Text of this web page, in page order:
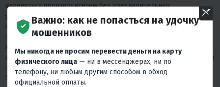
изменяться производителем без предварительных
уведомлений. Описание носит справочно-ознакомительный
характер и не может служить основанием для претензий. Вся
представленная на сайте информация, касающаяся технических
характеристик, наличия на складе, стоимости товаров, носит
информационный характер и ни при каких условиях не является
публичной офертой, определяемой положениями п. 2 ст. 437
Гражданского кодекса РФ.
Важно: как не попасться на удочку
мошенников
Мы никогда не просим перевести деньги на карту
физического лица — ни в мессенджерах, ни по
телефону, ни любым другим способом в обход
официальной оплаты.